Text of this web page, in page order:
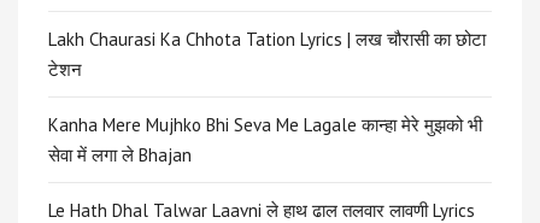
Lakh Chaurasi Ka Chhota Tation Lyrics | लख चौरासी का छोटा
टेशन
Kanha Mere Mujhko Bhi Seva Me Lagale कान्हा मेरे मुझको भी
सेवा में लगा ले Bhajan
Le Hath Dhal Talwar Laavni ले हाथ ढाल तलवार लावणी Lyrics